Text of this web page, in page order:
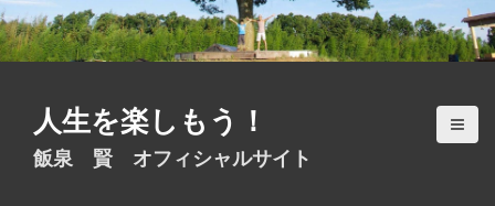
S
k
人生を楽しもう！
飯泉 賢 オフィシャルサイト